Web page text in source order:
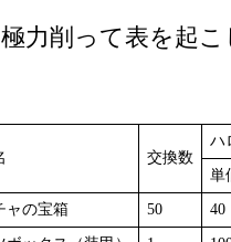
力削って表を起こ
交換数
ハ
単
ャの宝箱 50 40